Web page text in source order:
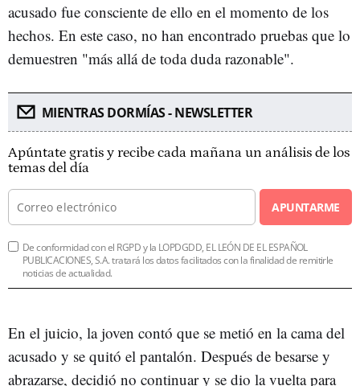
acusado fue consciente de ello en el momento de los
hechos. En este caso, no han encontrado pruebas que lo
demuestren "más allá de toda duda razonable".
MIENTRAS DORMÍAS - NEWSLETTER
Apúntate gratis y recibe cada mañana un análisis de los
temas del día
APUNTARME
De conformidad con el RGPD y la LOPDGDD, EL LEÓN DE EL ESPAÑOL
PUBLICACIONES, S.A. tratará los datos facilitados con la finalidad de remitirle
noticias de actualidad.
En el juicio, la joven contó que se metió en la cama del
acusado y se quitó el pantalón. Después de besarse y
abrazarse, decidió no continuar y se dio la vuelta para